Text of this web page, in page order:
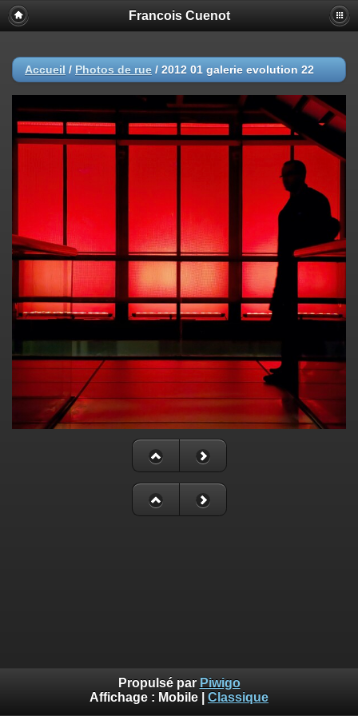
Francois Cuenot
Accueil / Photos de rue / 2012 01 galerie evolution 22
Propulsé par Piwigo
Affichage : Mobile Classique